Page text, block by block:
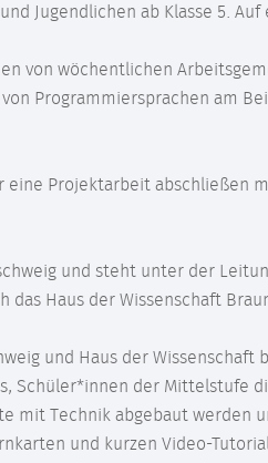
Jugendlichen ab Klasse 5.
von wöchentlichen
Programmiersprachen am
Projektarbeit abschließen
und steht unter der
Haus der Wissenschaft
und Haus der
Schüler*innen der Mittelstufe
mit Technik abgebaut werden
und kurzen Video-